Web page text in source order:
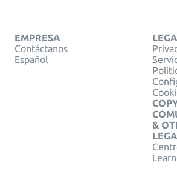
EMPRESA
Contáctanos
Español
&